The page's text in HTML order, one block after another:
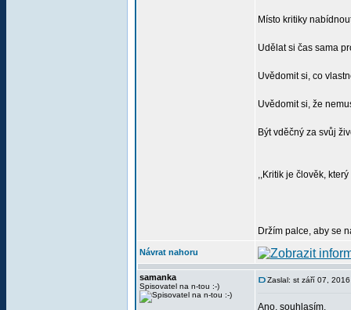
Místo kritiky
Udělat si čas sama
Uvědomit si, co
Uvědomit si, že
Být vděčný za svůj
,,Kritik je člověk,
Držím palce, aby se
Návrat nahoru
samanka
Spisovatel na n-tou :-)
Zaslal: st září 07,
Ano, souhlasím.